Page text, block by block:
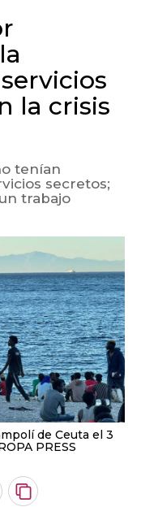
la crisis
tenían
secretos;
trabajo
de Ceuta el 3
PRESS
Copiar